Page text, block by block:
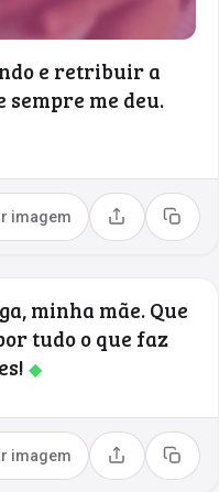
e retribuir a
sempre me deu.
imagem Compartilhar
Copiar
minha mãe. Que
tudo o que faz
◆
imagem Compartilhar
Copiar